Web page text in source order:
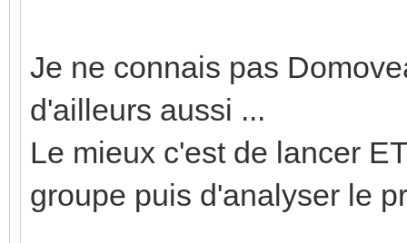
Je ne connais pas
d'ailleurs aussi ...
Le mieux c'est de lancer
groupe puis d'analyser le